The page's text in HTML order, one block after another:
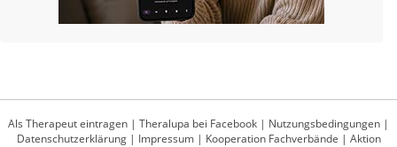
Als Therapeut eintragen | Theralupa bei Facebook | Nutzungsbedingungen |
Datenschutzerklärung| Impressum| Kooperation Fachverbände | Aktion